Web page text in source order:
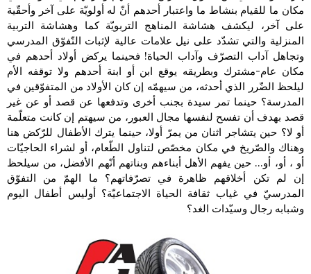
مكان ما للقيام بنشاط ما واعتبار أحدهم أنّ له أولويّة على آخر وأحقّية
على آخر، ليكشف هشاشة المناهج التربويّة كما وهشاشة التربية
المنزلية والتي تشدّد على نيل علامات عالية لإثبات التّفوّق المدرسي
وتجاهل آداب التصرّف وآداب الحياة! فحينما يركض أولاد أحدهم في
مكان عام-مشترك وبطريقه يوقع ابن أو ابنة أحدهم ولا توقفه الأم
ليلحظ الضّرر الذي أحدثه، من سيهمّه إن كان الأولاد من المتفوّقين في
المدرسة؟ حينما تمر سيدة بجنب أخرى وتدفعها عن قصد أو عن غير
قصد بهدف أن تفسح لنفسها مجال العبور، من سيهتم إن كانت متعلّمة
أو لا؟ حين يتشاجر اثنان من يمرّ أولا، حينما يترك الأطفال للرّكض هنا
وهناك والصّريخ في مكان مخصّص لتناول الطّعام، أو لشراء الحاجيّات
أو ، أو، أو… حين يفهم الأهل أبناءهم وبناتهم أنّهم الأفضل، من سيلحظ
إن لم تكن أخلاقهم ظاهرة في تصرّفاتهم؟ ما الهمّ من التفوّق
المدرسيّ في غياب ثقافة الحياة الاجتماعيّة؟ أوليس أطفال اليوم
وشبابه رجال وسيّدات الغد؟